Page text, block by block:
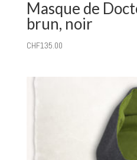
Masque de
brun, noir
CHF135.00